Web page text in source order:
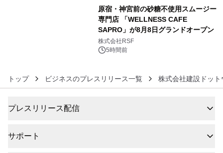
原宿・神宮前の砂糖不使用スムージー
専門店 「WELLNESS CAFE
SAPRO」が8月8日グランドオープン
株式会社RSF
5時間前
トップ ビジネスのプレスリリース一覧 株式会社建設ドット
プレスリリース配信
サポート